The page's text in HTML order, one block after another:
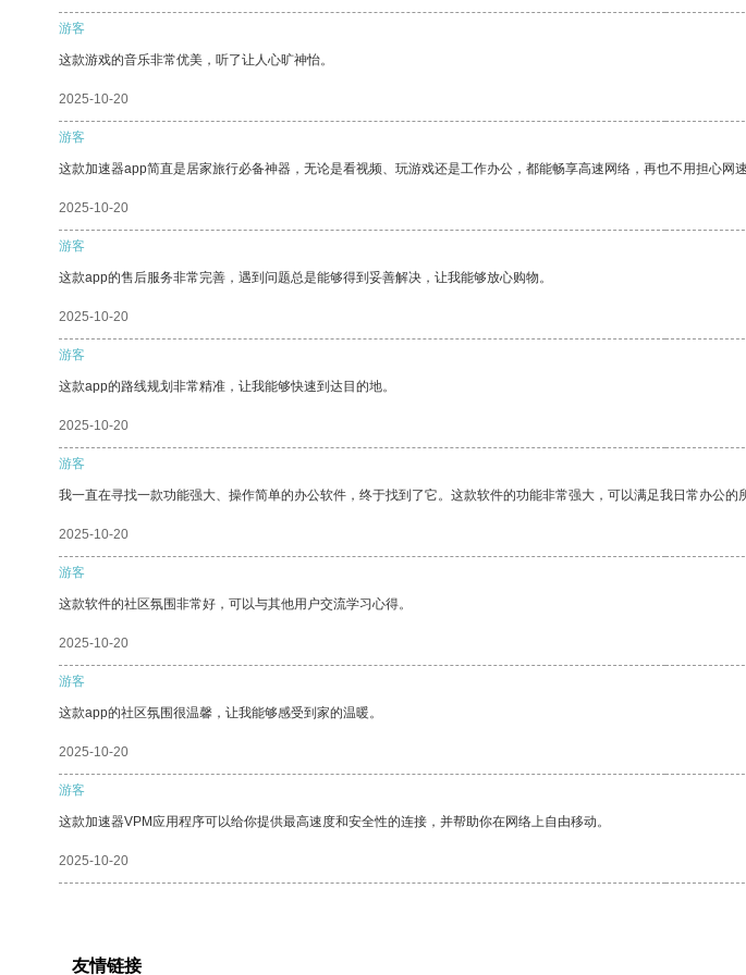
游客
这款游戏的音乐非常优美，听了让人心旷神怡。
2025-10-20
游客
这款加速器app简直是居家旅行必备神器，无论是看视频、玩游戏还是工作办公，都能畅享高速网络，再也不用担心
2025-10-20
游客
这款app的售后服务非常完善，遇到问题总是能够得到妥善解决，让我能够放心购物。
2025-10-20
游客
这款app的路线规划非常精准，让我能够快速到达目的地。
2025-10-20
游客
我一直在寻找一款功能强大、操作简单的办公软件，终于找到了它。这款软件的功能非常强大，可以满足我日常办公的
2025-10-20
游客
这款软件的社区氛围非常好，可以与其他用户交流学习心得。
2025-10-20
游客
这款app的社区氛围很温馨，让我能够感受到家的温暖。
2025-10-20
游客
这款加速器VPM应用程序可以给你提供最高速度和安全性的连接，并帮助你在网络上自由移动。
2025-10-20
友情链接